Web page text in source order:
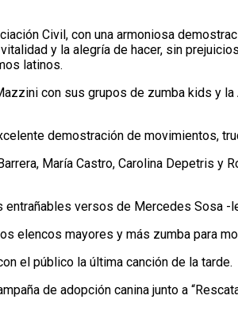
Civil, con una armoniosa
y la alegría de hacer, sin
latinos.
con sus grupos de zumba kids y
demostración de movimientos,
María Castro, Carolina Depetris y
versos de Mercedes Sosa -
elencos mayores y más zumba para
el público la última canción de la tarde.
de adopción canina junto a